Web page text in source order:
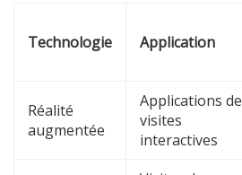
Technologie Application
Réalité
augmentée
Applications de
visites
interactives